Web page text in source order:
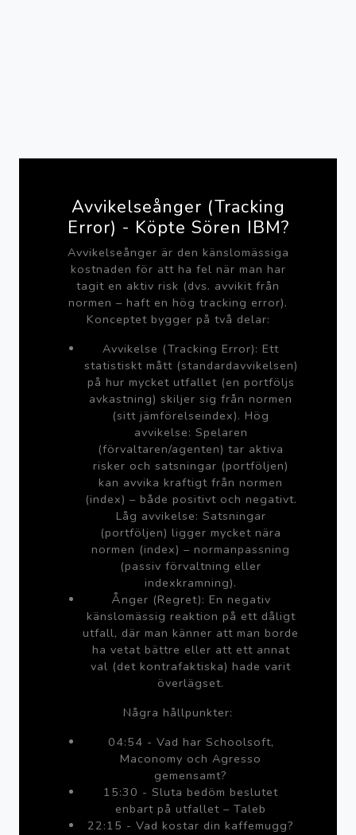
Avvikelseånger (Tracking
Error) - Köpte Sören IBM?
Avvikelseånger är den känslomässiga
kostnaden för att ha fel när man har
tagit en aktiv risk (dvs. avvikit från
normen – haft en hög tracking error).
Konceptet bygger på två delar:
Avvikelse (Tracking Error): Ett
statistiskt mått (standardavvikelsen)
på hur mycket utfallet (en portföljs
avkastning) skiljer sig från normen
(sitt jämförelseindex). Hög
avvikelse: Spelaren
(förvaltaren/agenten) tar aktiva
risker och satsningar (portföljen)
kan avvika kraftigt från normen
(index) – både positivt och negativt.
Låg avvikelse: Satsningar
(portföljen) ligger mycket nära
normen (index) – normanpassning
(passiv förvaltning eller
indexkramning).
Ånger (Regret): En negativ
känslomässig reaktion på ett dåligt
utfall, där man känner att man borde
ha vetat bättre eller att ett annat
val (det kontrafaktiska) hade varit
överlägset.
Några hållpunkter:
04:54 - Vad har Schoolsoft,
Maconomy och Agresso
gemensamt?
15:30 - Sluta bedöm beslutet
enbart på utfallet – Taleb
22:15 - Vad kostar din kaffemugg?